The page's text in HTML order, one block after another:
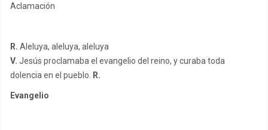
Aclamación
R. Aleluya, aleluya, aleluya
V. Jesús proclamaba el evangelio del reino, y curaba toda
dolencia en el pueblo. R.
Evangelio